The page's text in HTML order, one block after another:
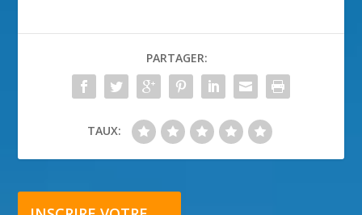
PARTAGER:
TAUX: